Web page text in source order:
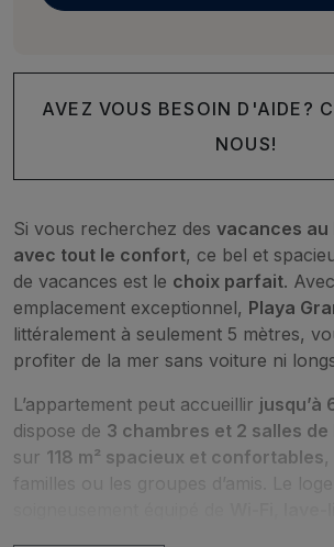
AVEZ VOUS BESOIN D'AIDE?
NOUS!
Si vous recherchez des vacances au
avec tout le confort, ce bel et
de vacances est le choix parfait.
emplacement exceptionnel, Playa
littéralement à seulement 5 mètres,
profiter de la mer sans voiture ni
L’appartement peut accueillir jusqu’à
dispose de 3 chambres et 2 salles de
sur 118 m² spacieux et confortables